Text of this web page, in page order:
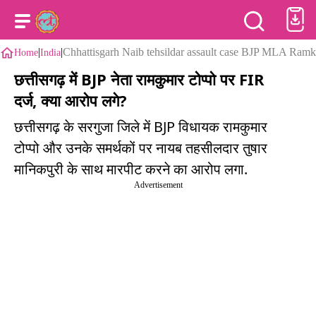
Home|India|Chhattisgarh Naib tehsildar assault case BJP MLA
छत्तीसगढ़ में BJP नेता रामकुमार टोप्पो पर FIR
दर्ज, क्या आरोप लगे?
छत्तीसगढ़ के सरगुजा जिले में BJP विधायक रामकुमार
टोप्पो और उनके समर्थकों पर नायब तहसीलदार तुषार
मानिकपुरी के साथ मारपीट करने का आरोप लगा.
Advertisement